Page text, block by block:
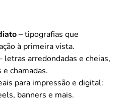
– tipografias que
à primeira vista.
letras arredondadas e cheias,
chamadas.
para impressão e digital:
banners e mais.